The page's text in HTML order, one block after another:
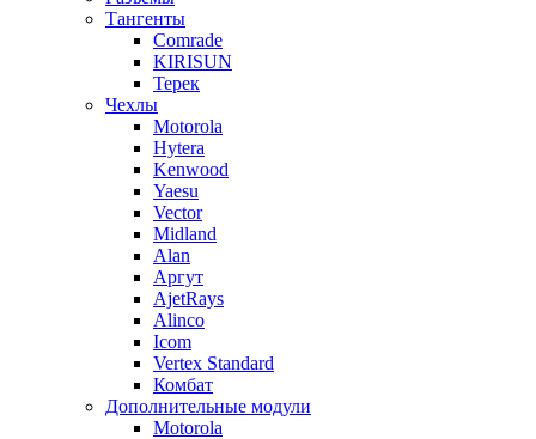
Тангенты
Comrade
KIRISUN
Терек
Чехлы
Motorola
Hytera
Kenwood
Yaesu
Vector
Midland
Alan
Аргут
AjetRays
Alinco
Icom
Vertex Standard
Комбат
Дополнительные модули
Motorola